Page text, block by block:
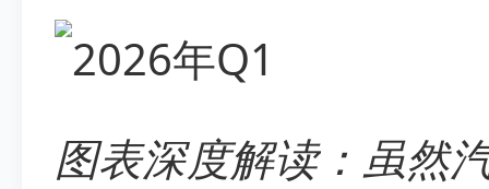
图表深度解读：虽然